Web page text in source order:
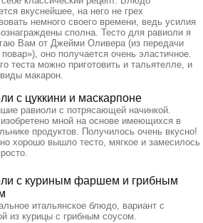
вкуснейшее, на него не грех
немного своего времени, ведь усилия
сполна. Тесто для равиоли я
Вам от Джейми Оливера (из передачи
оно получается очень эластичное.
теста можно приготовить и тальятелле, и
макарон.
с цуккини и маскарпоне
равиоли с потрясающей начинкой.
мной на основе имеющихся в
продуктов. Получилось очень вкусно!
хорошо вышло тесто, мягкое и замесилось
с куриным фаршем и грибным
итальянское блюдо, вариант с
из курицы с грибным соусом.